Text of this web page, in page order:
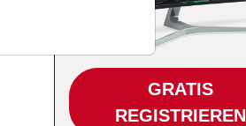
GRATIS
REGISTRIEREN